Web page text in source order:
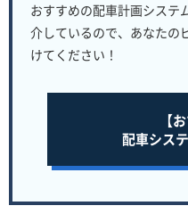
おすすめの配車計画システ
介しているので、あなたの
けてください！
【
配車シス